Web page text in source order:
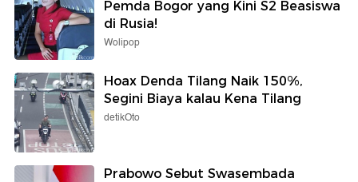
Pemda Bogor yang Kini S2 Beasiswa
di Rusia!
Wolipop
Hoax Denda Tilang Naik 150%,
Segini Biaya kalau Kena Tilang
detikOto
Prabowo Sebut Swasembada